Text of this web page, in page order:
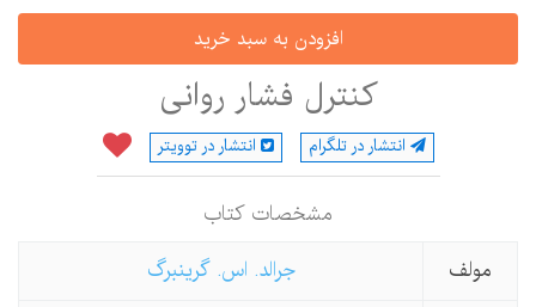
کنترل فشار روانی
انتشار در تلگرام انتشار در توویتر
مشخصات كتاب
مولف
جرالد. اس. گرینبرگ